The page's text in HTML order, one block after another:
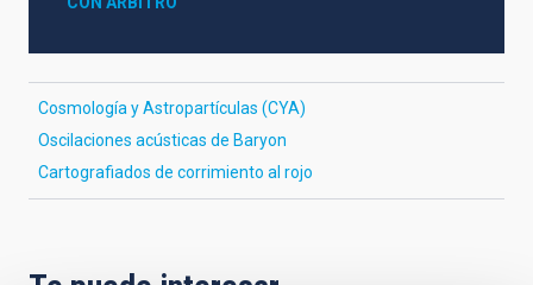
Cosmología y Astropartículas (CYA)
Oscilaciones acústicas de Baryon
Cartografiados de corrimiento al rojo